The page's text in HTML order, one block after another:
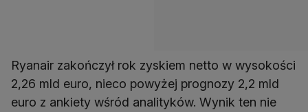
Ryanair zakończył rok zyskiem netto w wysokości
2,26 mld euro, nieco powyżej prognozy 2,2 mld
euro z ankiety wśród analityków. Wynik ten nie